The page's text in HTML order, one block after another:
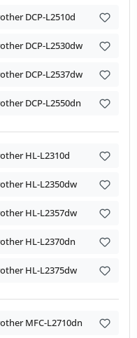
DCP-L2510d
DCP-L2530dw
DCP-L2537dw
DCP-L2550dn
HL-L2310d
HL-L2350dw
HL-L2357dw
HL-L2370dn
HL-L2375dw
MFC-L2710dn